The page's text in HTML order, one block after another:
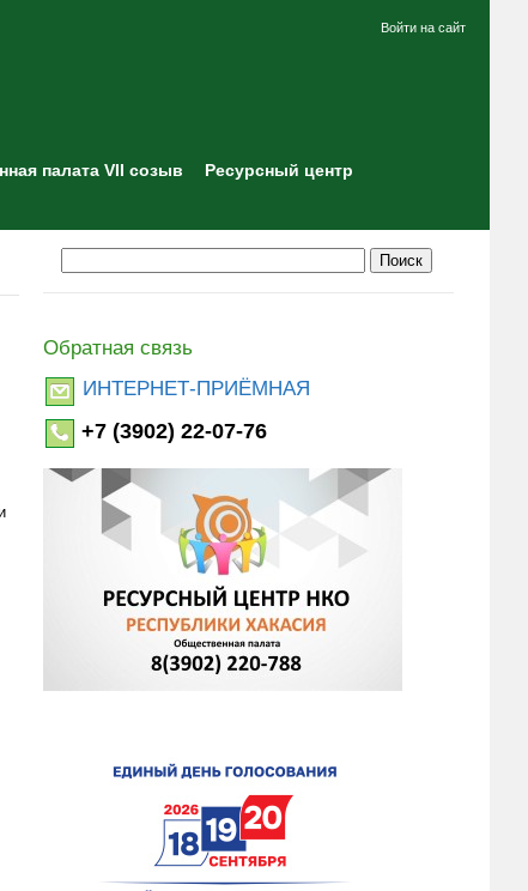
Войти на сайт
палата VII созыв
Ресурсный центр
Обратная связь
ИНТЕРНЕТ-ПРИЁМНАЯ
+7 (3902) 22-07-76